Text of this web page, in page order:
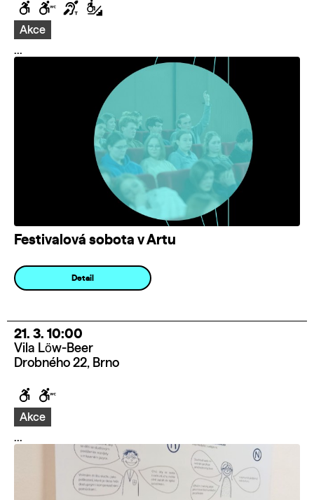
Akce
...
Festivalová sobota v Artu
Detail
21. 3. 10:00
Vila Löw-Beer
Drobného 22, Brno
Akce
...